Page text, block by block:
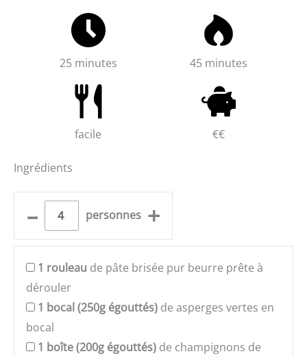
25 minutes 45 minutes
facile €€
Ingrédients
– personnes +
1 rouleau de pâte brisée pur beurre prête à
dérouler
1 bocal (250g égouttés) de asperges vertes en
bocal
1 boîte (200g égouttés) de champignons de